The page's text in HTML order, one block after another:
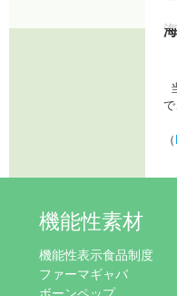
で
（
機能性素材
機能性表示食品制度
ファーマギャバ
ボーンペップ